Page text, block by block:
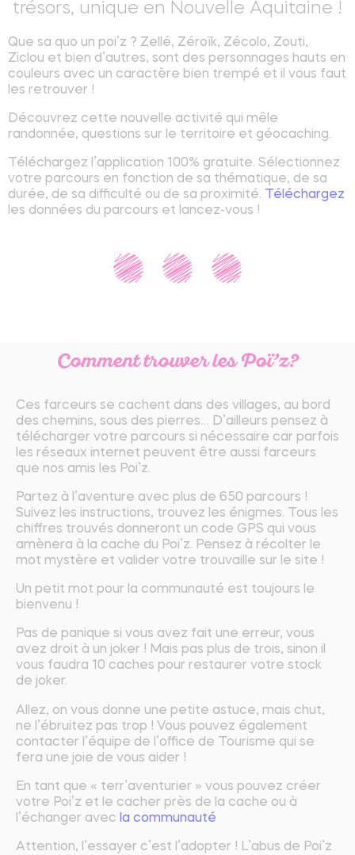
trésors, unique en Nouvelle Aquitaine !
Que sa quo un poi’z ? Zellé, Zéroïk, Zécolo, Zouti,
Ziclou et bien d’autres, sont des personnages hauts en
couleurs avec un caractère bien trempé et il vous faut
les retrouver !
Découvrez cette nouvelle activité qui mêle
randonnée, questions sur le territoire et géocaching.
Téléchargez l’application 100% gratuite. Sélectionnez
votre parcours en fonction de sa thématique, de sa
durée, de sa difficulté ou de sa proximité.
Téléchargez
les données du parcours et lancez-vous !
Comment trouver les Poï’z?
Ces farceurs se cachent dans des villages, au bord
des chemins, sous des pierres… D’ailleurs pensez à
télécharger votre parcours si nécessaire car parfois
les réseaux internet peuvent être aussi farceurs
que nos amis les Poi’z.
Partez à l’aventure avec plus de 650 parcours !
Suivez les instructions, trouvez les énigmes. Tous les
chiffres trouvés donneront un code GPS qui vous
amènera à la cache du Poi’z. Pensez à récolter le
mot mystère et valider votre trouvaille sur le site !
Un petit mot pour la communauté est toujours le
bienvenu !
Pas de panique si vous avez fait une erreur, vous
avez droit à un joker ! Mais pas plus de trois, sinon il
vous faudra 10 caches pour restaurer votre stock
de joker.
Allez, on vous donne une petite astuce, mais chut,
ne l’ébruitez pas trop ! Vous pouvez également
contacter l’équipe de l’office de Tourisme qui se
fera une joie de vous aider !
En tant que « terr’aventurier » vous pouvez créer
votre Poi’z et le cacher près de la cache ou à
l’échanger avec la communauté
Attention, l’essayer c’est l’adopter ! L’abus de Poi’z